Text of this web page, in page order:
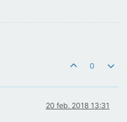
0
20 feb. 2018 13:31